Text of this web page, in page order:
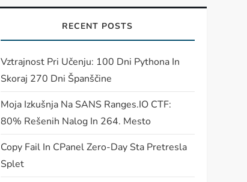
RECENT POSTS
Vztrajnost Pri Učenju: 100 Dni Pythona In
Skoraj 270 Dni Španščine
Moja Izkušnja Na SANS Ranges.IO CTF:
80% Rešenih Nalog In 264. Mesto
Copy Fail In CPanel Zero-Day Sta Pretresla
Splet